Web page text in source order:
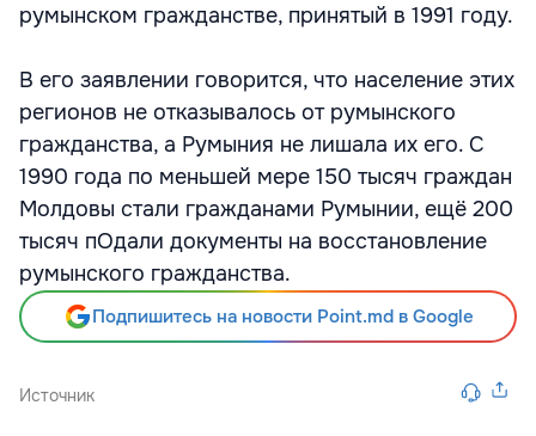
румынском гражданстве, принятый в 1991 году.
В его заявлении говорится, что население этих
регионов не отказывалось от румынского
гражданства, а Румыния не лишала их его. С
1990 года по меньшей мере 150 тысяч граждан
Молдовы стали гражданами Румынии, ещё 200
тысяч пОдали документы на восстановление
румынского гражданства.
Подпишитесь на новости Point.md в Google
Источник